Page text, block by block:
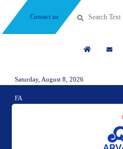
Contact us
Saturday, August 8, 2026
FA